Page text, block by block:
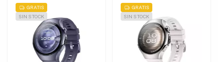
SIN STOCK
GRATIS
SIN STOCK
GRATIS